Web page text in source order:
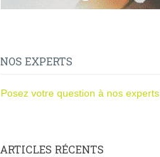
NOS EXPERTS
Posez votre question à nos experts
ARTICLES RÉCENTS